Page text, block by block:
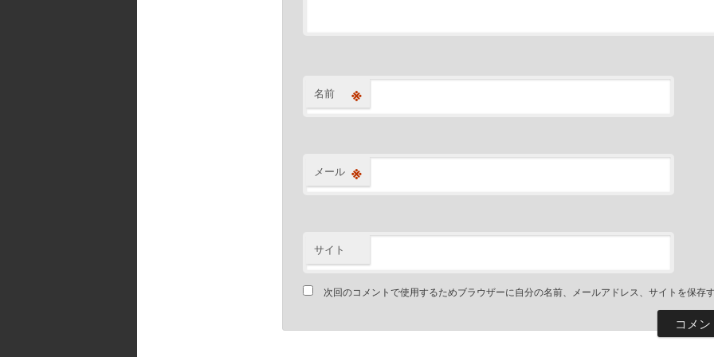
名前 ※
メール ※
サイト
次回のコメントで使用するためブラウザーに自分の名前、メールアドレス、サイトを保存